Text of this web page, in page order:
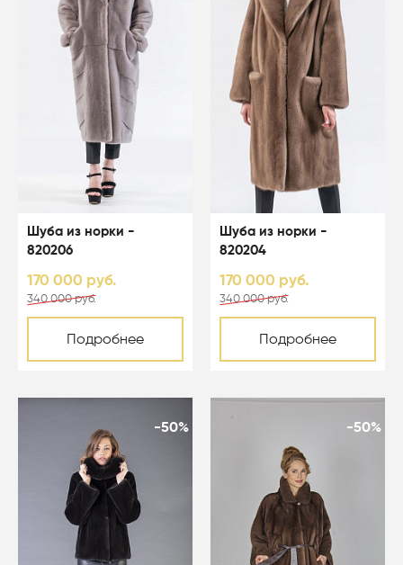
Шуба из норки -
820206
170 000 руб.
340 000 руб.
Подробнее
Шуба из норки -
820204
170 000 руб.
340 000 руб.
Подробнее
-50% -50%